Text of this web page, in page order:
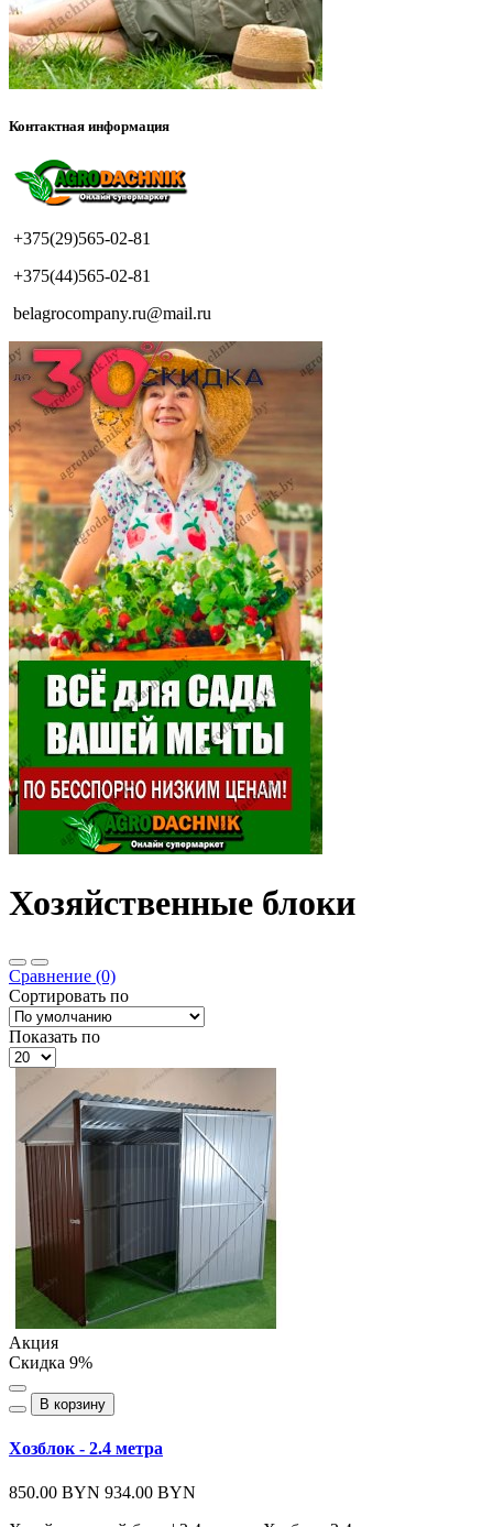
Контактная информация
+375(29)565-02-81
+375(44)565-02-81
belagrocompany.ru@mail.ru
Хозяйственные блоки
Сравнение (0)
Сортировать по
Показать по
Акция
Скидка 9%
В корзину
Хозблок - 2.4 метра
850.00 BYN 934.00 BYN